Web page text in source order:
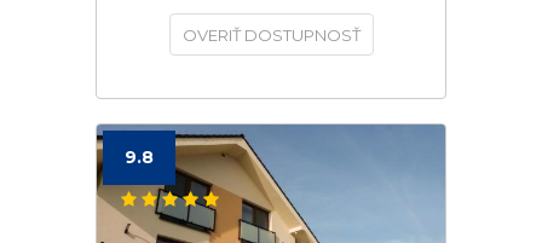
OVERIŤ DOSTUPNOSŤ
9.8